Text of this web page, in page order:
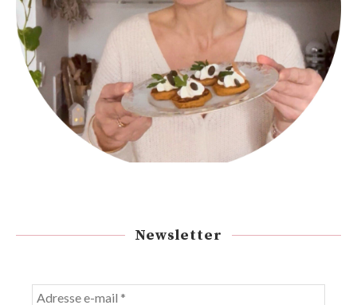
Newsletter